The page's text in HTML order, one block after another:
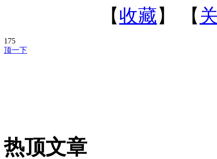
【收藏】 【
175
顶一下
热顶文章